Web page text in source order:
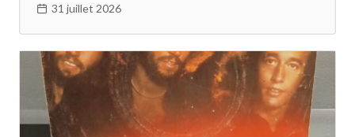
31 juillet 2026